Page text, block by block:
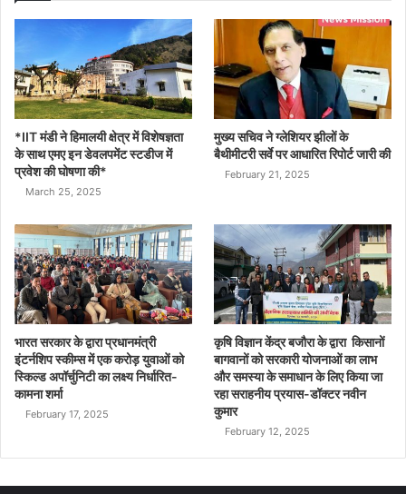
*IIT मंडी ने हिमालयी क्षेत्र में विशेषज्ञता
के साथ एमए इन डेवलपमेंट स्टडीज में
प्रवेश की घोषणा की*
March 25, 2025
मुख्य सचिव ने ग्लेशियर झीलों के
बैथीमीटरी सर्वे पर आधारित रिपोर्ट जारी की
February 21, 2025
भारत सरकार के द्वारा प्रधानमंत्री
इंटर्नशिप स्कीम्स में एक करोड़ युवाओं को
स्किल्ड अपॉर्चुनिटी का लक्ष्य निर्धारित-
कामना शर्मा
February 17, 2025
कृषि विज्ञान केंद्र बजौरा के द्वारा किसानों
बागवानों को सरकारी योजनाओं का लाभ
और समस्या के समाधान के लिए किया जा
रहा सराहनीय प्रयास-डॉक्टर नवीन
कुमार
February 12, 2025